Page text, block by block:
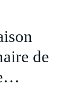
de